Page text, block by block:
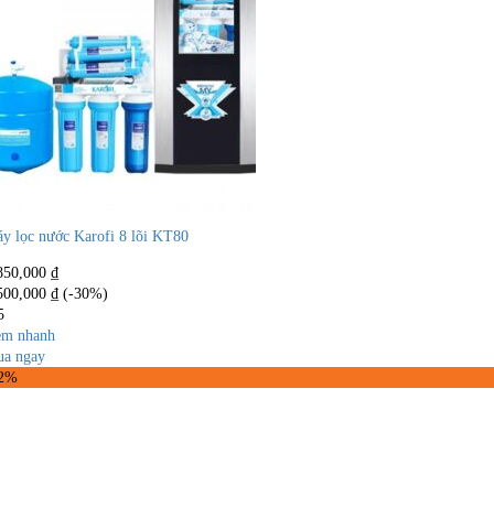
lọc nước Karofi 8 lõi KT80
₫
₫ (-30%)
nhanh
ngay